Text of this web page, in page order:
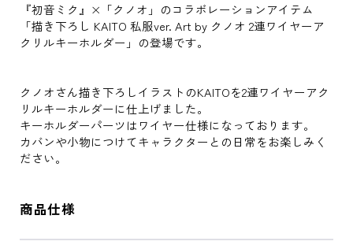
『初音ミク』×「クノオ」のコラボレーションアイテム
「描き下ろし KAITO 私服ver. Art by クノオ 2連ワイヤーア
クリルキーホルダー」の登場です。
クノオさん描き下ろしイラストのKAITOを2連ワイヤーアク
リルキーホルダーに仕上げました。
キーホルダーパーツはワイヤー仕様になっております。
カバンや小物につけてキャラクターとの日常をお楽しみく
ださい。
商品仕様